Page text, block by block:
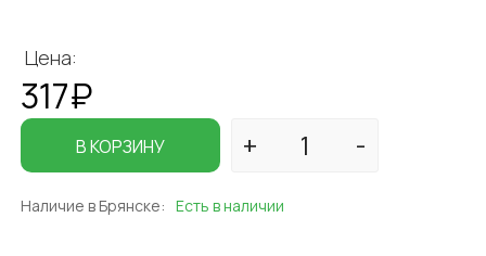
Цена:
317₽
В КОРЗИНУ
Наличие в Брянске: Есть в наличии